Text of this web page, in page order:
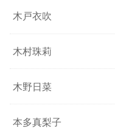
木戸衣吹
木村珠莉
木野日菜
本多真梨子